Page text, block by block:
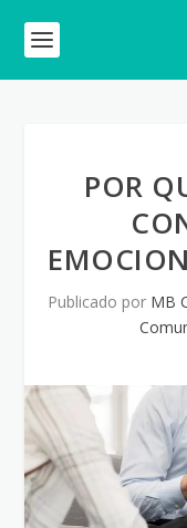
POR
Publicado por MB